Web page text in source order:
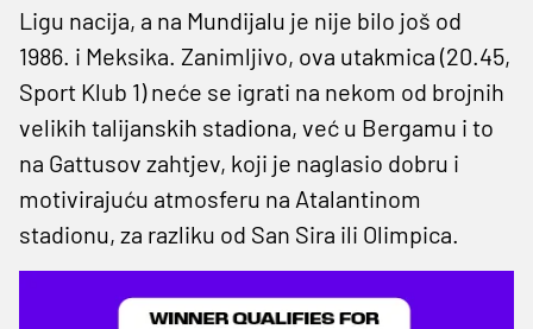
Ligu nacija, a na Mundijalu je nije bilo još od
1986. i Meksika. Zanimljivo, ova utakmica (20.45,
Sport Klub 1) neće se igrati na nekom od brojnih
velikih talijanskih stadiona, već u Bergamu i to
na Gattusov zahtjev, koji je naglasio dobru i
motivirajuću atmosferu na Atalantinom
stadionu, za razliku od San Sira ili Olimpica.